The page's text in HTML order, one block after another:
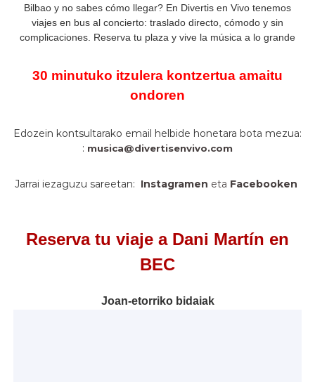
Bilbao y no sabes cómo llegar? En Divertis en Vivo tenemos
viajes en bus al concierto: traslado directo, cómodo y sin
complicaciones. Reserva tu plaza y vive la música a lo grande
30 minutuko itzulera kontzertua amaitu
ondoren
Edozein kontsultarako email helbide honetara bota mezua:
: musica@divertisenvivo.com
Jarrai iezaguzu sareetan: Instagramen eta Facebooken
Reserva tu viaje a Dani Martín en
BEC
Joan-etorriko bidaiak